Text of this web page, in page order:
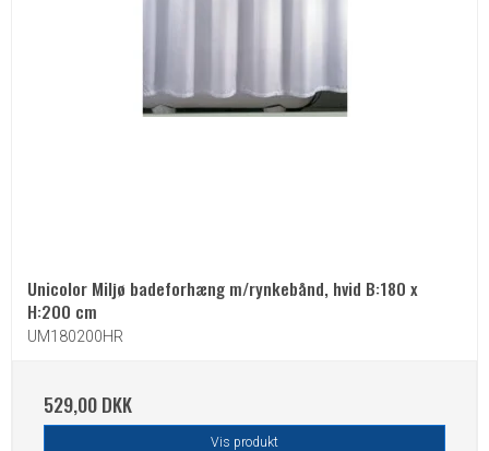
Unicolor Miljø badeforhæng m/rynkebånd, hvid B:180 x
H:200 cm
UM180200HR
529,00 DKK
Vis produkt